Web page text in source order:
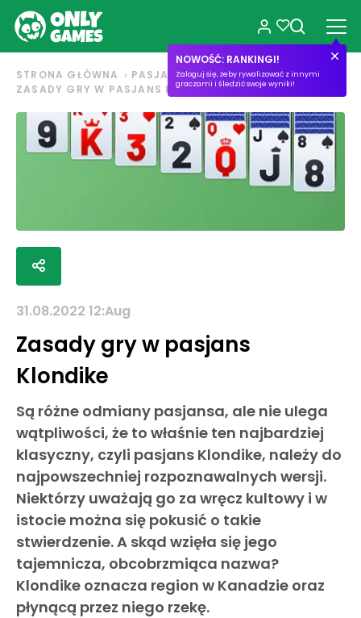
NOWOŚĆ: RANKINGI!
Zaloguj się, żeby rywalizować z innymi
graczami i śledzić swoje wyniki!
STRONA GŁÓWNA
PASJANS
ZASADY GRY W PASJANS KLONDIKE
31.08.2022 12:Aug
Zasady gry w pasjans
Klondike
Są różne odmiany pasjansa, ale nie ulega
wątpliwości, że to właśnie ten najbardziej
klasyczny, czyli pasjans Klondike, należy do
najpowszechniej rozpoznawalnych wersji.
Niektórzy uważają go za wręcz kultowy i w
istocie można się pokusić o takie
stwierdzenie. A skąd wzięła się jego
tajemnicza, obcobrzmiąca nazwa?
Klondike oznacza region w Kanadzie oraz
płynącą przez niego rzekę.